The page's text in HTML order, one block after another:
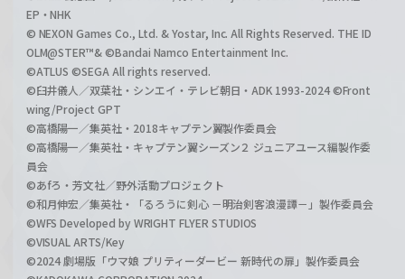
EP・NHK
© NEXON Games Co., Ltd. & Yostar, Inc. All Rights Reserved. THE ID
OLM@STER™& ©Bandai Namco Entertainment Inc.
©ATLUS ©SEGA All rights reserved.
©臼井儀人／双葉社・シンエイ・テレビ朝日・ADK 1993-2024 ©Front
wing/Project GPT
©高橋陽一／集英社・2018キャプテン翼製作委員会
©高橋陽一／集英社・キャプテン翼シーズン２ ジュニアユース編製作委
員会
©あfろ・芳文社／野外活動プロジェクト
©和月伸宏／集英社・「るろうに剣心 －明治剣客浪漫譚－」製作委員会
©WFS Developed by WRIGHT FLYER STUDIOS
©VISUAL ARTS/Key
©2024 劇場版「ウマ娘 プリティーダービー 新時代の扉」製作委員会